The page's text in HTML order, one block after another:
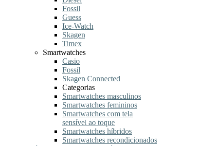
Fossil
Guess
Ice-Watch
Skagen
Timex
Smartwatches
Casio
Fossil
Skagen Connected
Categorias
Smartwatches masculinos
Smartwatches femininos
Smartwatches com tela
sensível ao toque
Smartwatches híbridos
Smartwatches recondicionados